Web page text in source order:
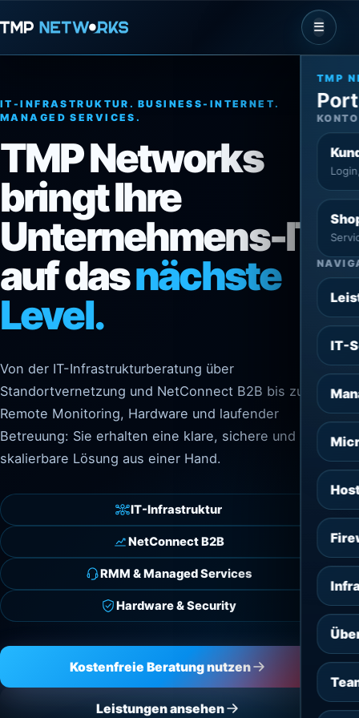
☰
TMP
IT-
IT-INFRASTRUKTUR. BUSINESS-INTERNET.
MANAGED SERVICES.
TMP Networks
bringt Ihre
Unternehmens-IT
auf dasnächste
Level.
Von der IT-Infrastrukturberatung über
Standortvernetzung und NetConnect B2B bis zu
Remote Monitoring, Hardware und laufender
Betreuung: Sie erhalten eine klare, sichere und
skalierbare Lösung aus einer Hand.
IT-Infrastruktur
NetConnect B2B
RMM & Managed Services
Hardware & Security
Kostenfreie Beratung nutzen
Leistungen ansehen